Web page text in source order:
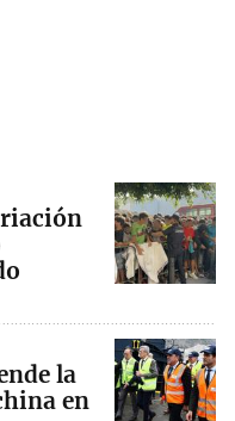
la
en